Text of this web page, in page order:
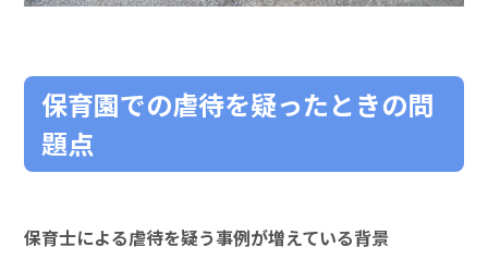
保育園での虐待を疑ったときの問
題点
保育士による虐待を疑う事例が増えている背景